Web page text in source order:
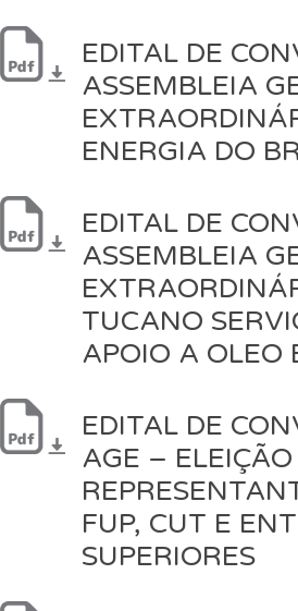
EDITAL DE
ASSEMBLEIA
ENERGIA DO
EDITAL DE
ASSEMBLEIA
TUCANO
APOIO A OLEO
EDITAL DE
AGE – ELEIÇÃO
FUP, CUT E
SUPERIORES